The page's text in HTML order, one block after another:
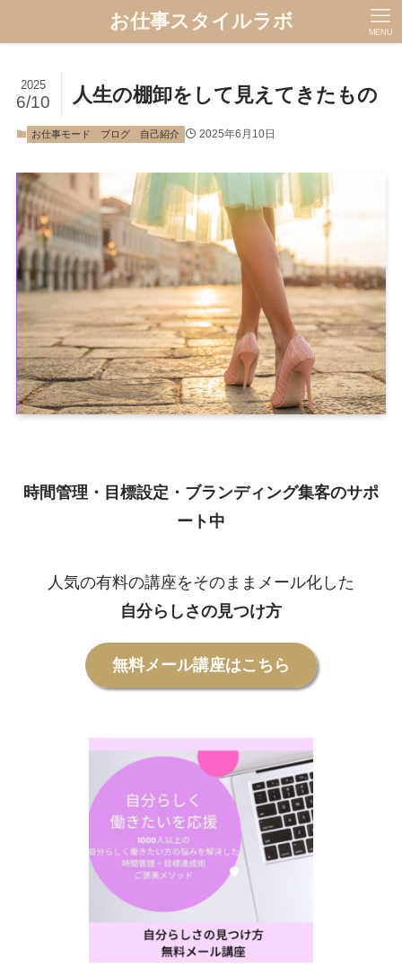
お仕事スタイルラボ MENU
人生の棚卸をして見えてきたもの
2025
6/10
お仕事モード ブログ 自己紹介 2025年6月10日
時間管理・目標設定・ブランディング集客のサポ
ート中
人気の有料の講座をそのままメール化した
自分らしさの見つけ方
無料メール講座はこちら